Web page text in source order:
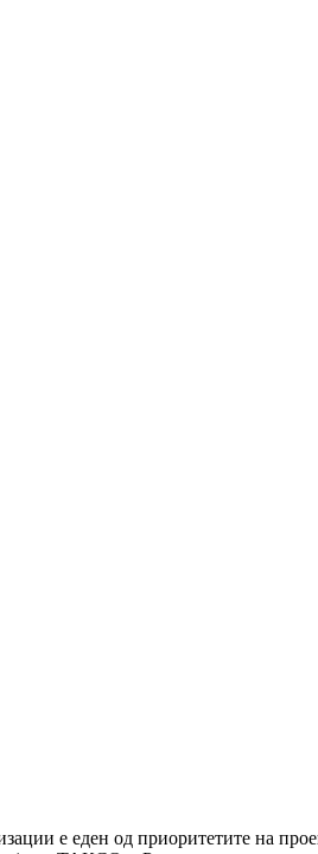
е еден од приоритетите на